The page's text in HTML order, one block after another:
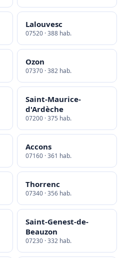
Lalouvesc
07520 · 388 hab.
Ozon
07370 · 382 hab.
Saint-Maurice-
d'Ardèche
07200 · 375 hab.
Accons
07160 · 361 hab.
Thorrenc
07340 · 356 hab.
Saint-Genest-de-
Beauzon
07230 · 332 hab.